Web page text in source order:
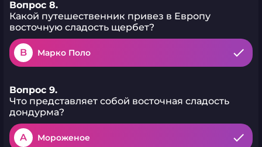
Вопрос 8.
Какой путешественник привез в Европу
восточную сладость щербет?
B Марко Поло
Вопрос 9.
Что представляет собой восточная сладость
дондурма?
A Мороженое